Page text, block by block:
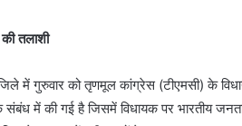
तलाशी
में गुरुवार को तृणमूल कांग्रेस (टीएमसी) के
संबंध में की गई है जिसमें विधायक पर भारतीय